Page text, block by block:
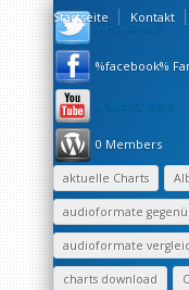
Startseite Kontakt
0 Followers
%facebook%
0 Subscribers
0 Members
aktuelle Charts
audioformate
audioformate
charts download